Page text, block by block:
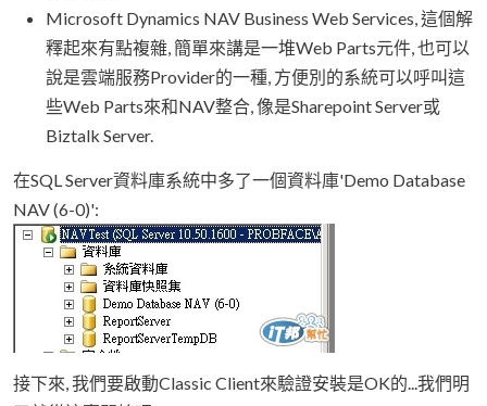
Microsoft Dynamics NAV Business Web Services, 這個解
釋起來有點複雜, 簡單來講是一堆Web Parts元件, 也可以
說是雲端服務Provider的一種, 方便別的系統可以呼叫這
些Web Parts來和NAV整合, 像是Sharepoint Server或
Biztalk Server.
在SQL Server資料庫系統中多了一個資料庫'Demo Database
NAV (6-0)':
接下來, 我們要啟動Classic Client來驗證安裝是OK的...我們明